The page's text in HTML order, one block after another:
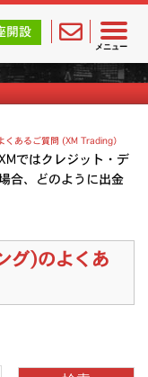
メニュー
の無料口座開設サポ
開設ご質問
くあるご質問 (XM Trading）
ではクレジット・デ
合、どのように出金
グ)のよくあ